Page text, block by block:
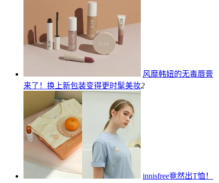
风靡韩妞的无毒唇膏
来了！换上新包装变得更时髦美妆2
innisfree竟然出T恤！